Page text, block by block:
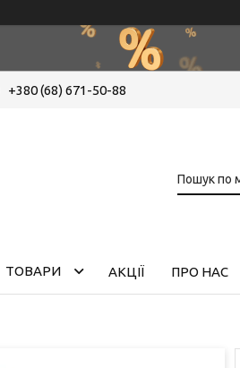
+380 (68) 671-50-88
ТОВАРИ АКЦІЇ ПРО НАС